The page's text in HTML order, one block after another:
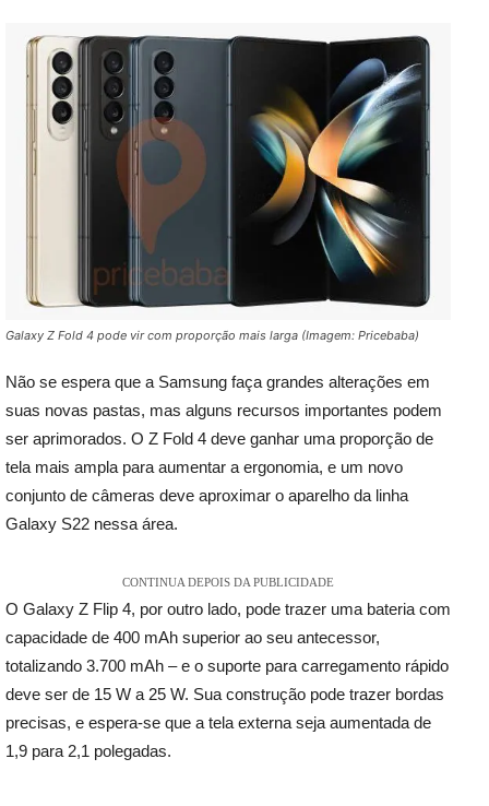
Galaxy Z Fold 4 pode vir com proporção mais larga (Imagem: Pricebaba)
Não se espera que a Samsung faça grandes alterações em
suas novas pastas, mas alguns recursos importantes podem
ser aprimorados. O Z Fold 4 deve ganhar uma proporção de
tela mais ampla para aumentar a ergonomia, e um novo
conjunto de câmeras deve aproximar o aparelho da linha
Galaxy S22 nessa área.
CONTINUA DEPOIS DA PUBLICIDADE
O Galaxy Z Flip 4, por outro lado, pode trazer uma bateria com
capacidade de 400 mAh superior ao seu antecessor,
totalizando 3.700 mAh – e o suporte para carregamento rápido
deve ser de 15 W a 25 W. Sua construção pode trazer bordas
precisas, e espera-se que a tela externa seja aumentada de
1,9 para 2,1 polegadas.